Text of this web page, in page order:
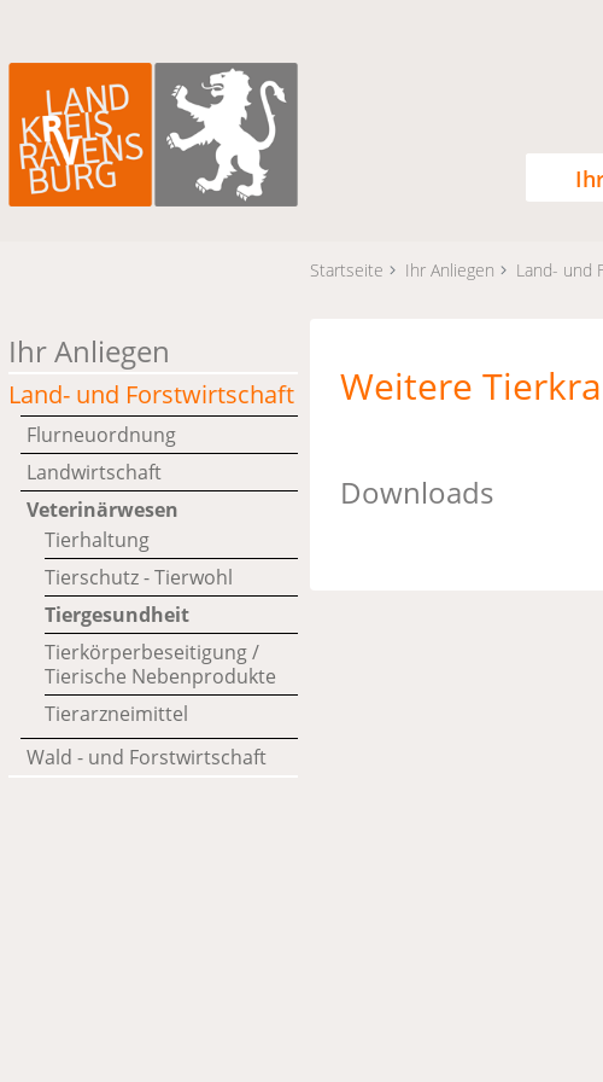
Startseite Ihr Anliegen Land- und
Ihr Anliegen
Land- und Forstwirtschaft
Flurneuordnung
Landwirtschaft
Veterinärwesen
Tierhaltung
Tierschutz - Tierwohl
Tiergesundheit
Tierkörperbeseitigung /
Tierische Nebenprodukte
Tierarzneimittel
Wald - und Forstwirtschaft
Weitere
Downloads